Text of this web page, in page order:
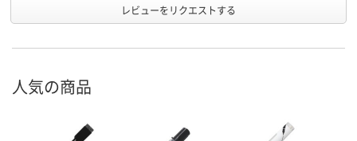
レビューをリクエストする
人気の商品